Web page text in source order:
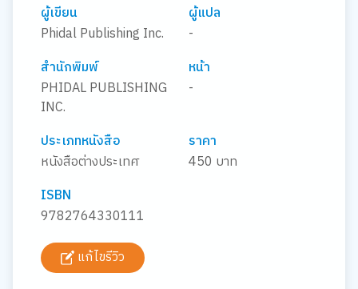
ผู้เขียน
Phidal Publishing Inc.
ผู้แปล
-
สำนักพิมพ์
PHIDAL PUBLISHING
INC.
หน้า
-
ประเภทหนังสือ
หนังสือต่างประเทศ
ราคา
450 บาท
ISBN
9782764330111
แก้ไขรีวิว